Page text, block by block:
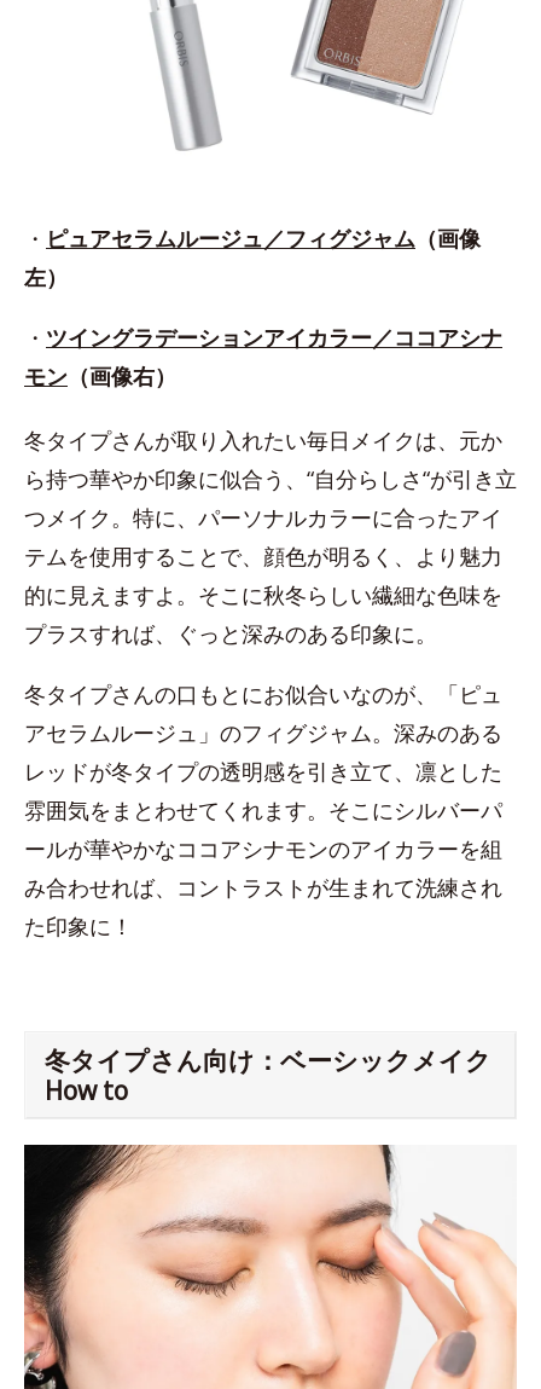
・ ピュアセラムルージュ／フィグジャム （画像
左）
・ ツイングラデーションアイカラー／ココアシナ
モン （画像右）
冬タイプさんが取り入れたい毎日メイクは、元か
ら持つ華やか印象に似合う、“自分らしさ“が引き立
つメイク。特に、パーソナルカラーに合ったアイ
テムを使用することで、顔色が明るく、より魅力
的に見えますよ。そこに秋冬らしい繊細な色味を
プラスすれば、ぐっと深みのある印象に。
冬タイプさんの口もとにお似合いなのが、「ピュ
アセラムルージュ」のフィグジャム。深みのある
レッドが冬タイプの透明感を引き立て、凛とした
雰囲気をまとわせてくれます。そこにシルバーパ
ールが華やかなココアシナモンのアイカラーを組
み合わせれば、コントラストが生まれて洗練され
た印象に！
冬タイプさん向け：ベーシックメイク
How to